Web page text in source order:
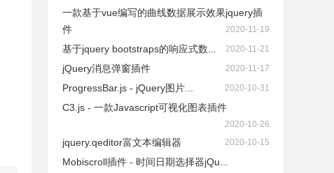
一款基于vue编写的曲线数据展示效果jquery插
件
2020-11-19
基于jquery bootstraps的响应式数... 2020-11-21
jQuery消息弹窗插件 2020-11-17
ProgressBar.js - jQuery图片... 2020-10-31
C3.js - 一款Javascript可视化图表插件
2020-10-26
jquery.qeditor富文本编辑器 2020-10-15
Mobiscroll插件 - 时间日期选择器jQu...